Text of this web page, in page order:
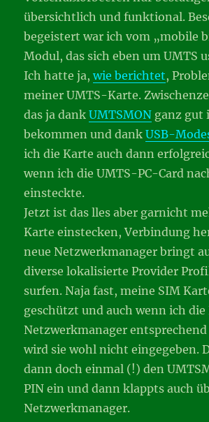
übersichtlich und funktional.
begeistert war ich vom „mobile
Modul, das sich eben um UMTS
Ich hatte ja,wie berichtet,
meiner UMTS-Karte.
das ja dankUMTSMON ganz gut
bekommen und dankUSB-
ich die Karte auch dann
wenn ich die UMTS-PC-Card
einsteckte.
Jetzt ist das lles aber garnicht
Karte einstecken, Verbindung
neue Netzwerkmanager bringt
diverse lokalisierte Provider
surfen. Naja fast, meine SIM
geschützt und auch wenn ich die
Netzwerkmanager
wird sie wohl nicht eingegeben.
dann doch einmal (!) den
PIN ein und dann klappts auch
Netzwerkmanager.